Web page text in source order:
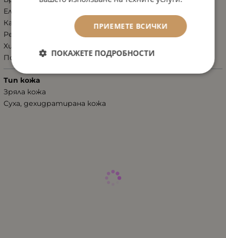
Еластичност
Кашмирена мекота
Регенерация, възстановяване
Хидратация
Подхранване
Тип кожа
Зряла кожа
Суха, дехидратирана кожа
ПРИЕМЕТЕ ВСИЧКИ
ПОКАЖЕТЕ ПОДРОБНОСТИ